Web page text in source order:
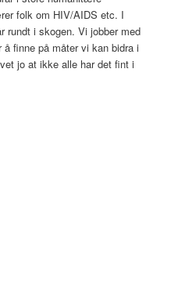
folk om HIV/AIDS etc. I
rundt i skogen. Vi jobber med
finne på måter vi kan bidra i
jo at ikke alle har det fint i